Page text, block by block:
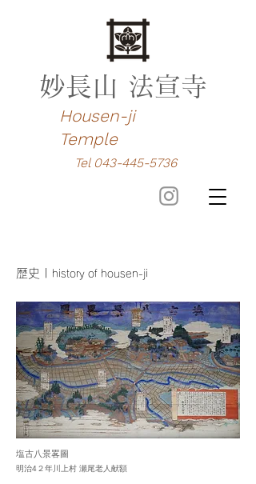
​Tel 043-445-5736
​妙長山 法宣寺
​Housen-ji
Temple
歴史 | history of housen-ji
​塩古八景畧圖
明治​4２年川上村 瀬尾老人献額